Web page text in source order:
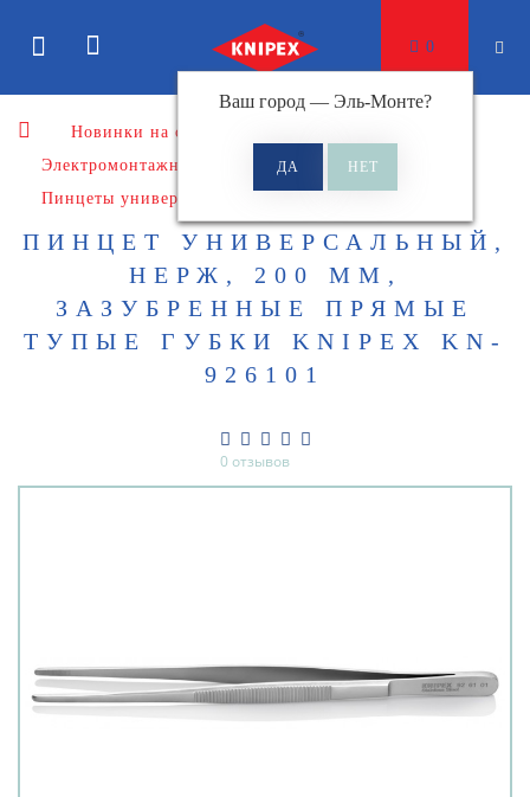
Ваш город — Эль-Монте?
0
Новинки на сайте
Электромонтажный инструмент
Пинцеты
Пинцеты универсальные
ПИНЦЕТ УНИВЕРСАЛЬНЫЙ,
НЕРЖ, 200 ММ,
ЗАЗУБРЕННЫЕ ПРЯМЫЕ
ТУПЫЕ ГУБКИ KNIPEX KN-
926101
0 отзывов